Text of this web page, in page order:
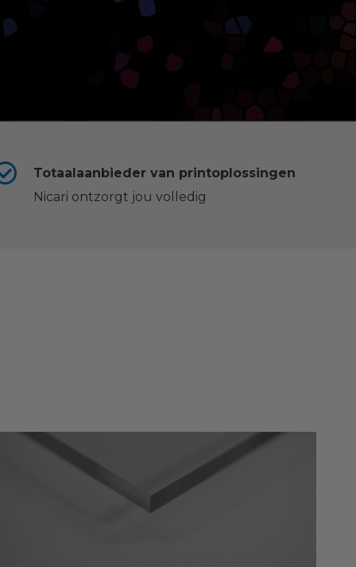
Totaalaanbieder van printoplossingen
Nicari ontzorgt jou volledig